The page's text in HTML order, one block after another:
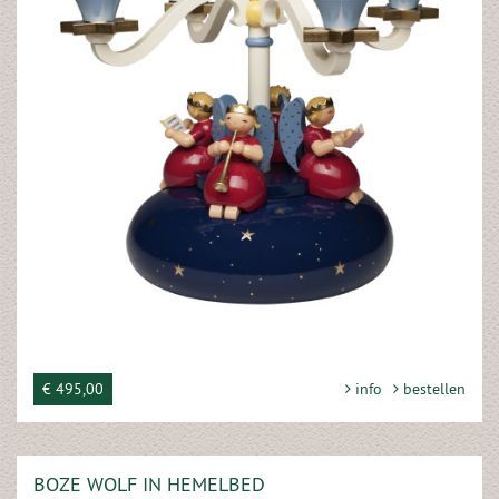
€ 495,00 info bestellen
BOZE WOLF IN HEMELBED